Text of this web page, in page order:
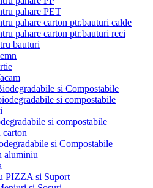
pahare PET
pahare carton ptr.bauturi calde
pahare carton ptr.bauturi reci
bauturi
si Compostabile
si compostabile
si compostabile
si Compostabile
aluminiu
PIZZA si Suport